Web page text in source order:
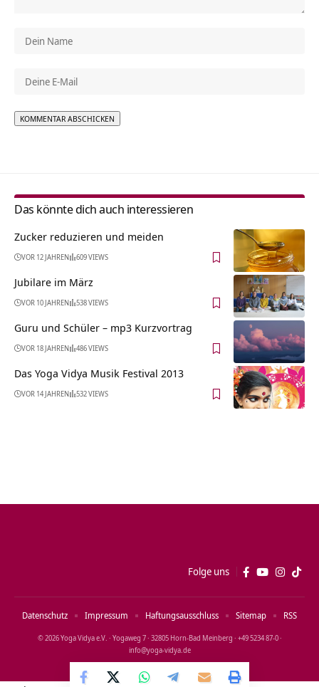
Das könnte dich auch interessieren
Zucker reduzieren und meiden
VOR 12 JAHREN 609 VIEWS
Jubilare im März
VOR 10 JAHREN 538 VIEWS
Guru und Schüler – mp3 Kurzvortrag
VOR 18 JAHREN 486 VIEWS
Das Yoga Vidya Musik Festival 2013
VOR 14 JAHREN 532 VIEWS
Folge uns
© 2026 Yoga Vidya e.V. · Yogaweg 7 · 32805 Horn‑Bad Meinberg · +49 5234 87‑0 ·
info@yoga‑vidya.de
Datenschutz Impressum Haftungsausschluss Sitemap RSS